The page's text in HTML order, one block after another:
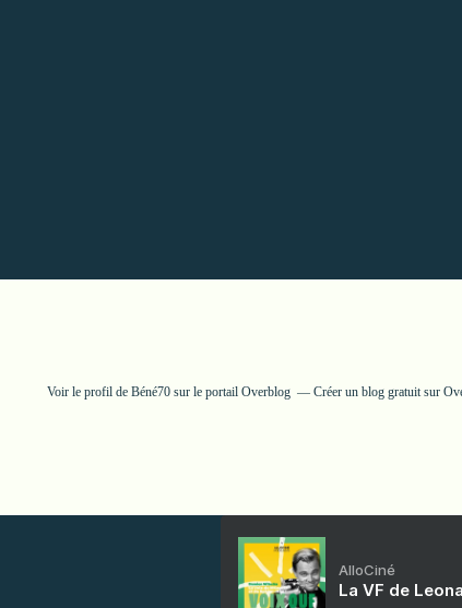
Voir le profil de Béné70sur le portail Overblog Créer un blog gratuit sur
AlloCiné
La VF de